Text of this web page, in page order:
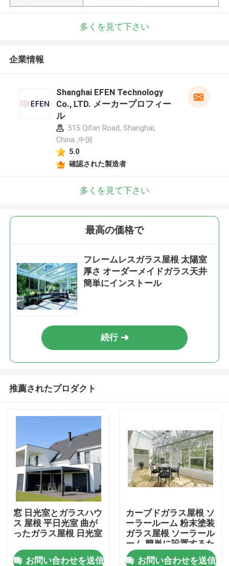
多くを見て下さい
企業情報
Shanghai EFEN Technology
Co., LTD. メーカープロフィー
ル
515 Qifan Road, Shanghai,
China ,中国
5.0
確認された製造者
多くを見て下さい
最高の価格で
フレームレスガラス屋根 太陽室
厚さ オーダーメイドガラス天井
簡単にインストール
続行
推薦されたプロダクト
窓 日光室とガラスハウ
ス 屋根 平日光室 曲が
ったガラス屋根 日光室
お問い合わせを送信
カーブドガラス屋根 ソ
ーラールーム 粉末塗装
ガラス屋根 ソーラール
ーム 簡単に設置するた
めに
お問い合わせを送信